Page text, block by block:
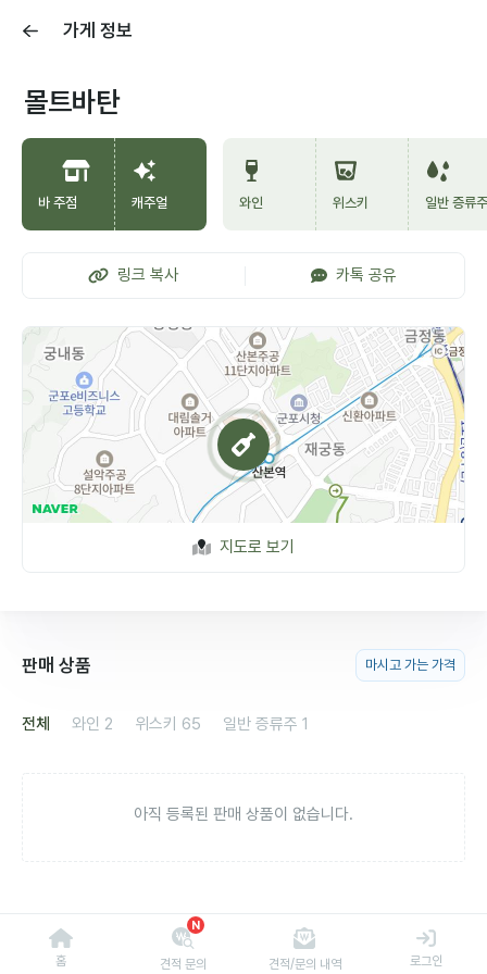
가게 정보
몰트바탄
바 주점 캐주얼 와인 위스키 일반 증류주
링크 복사 카톡 공유
지도로 보기
판매 상품 마시고 가는 가격
전체 와인 2 위스키 65 일반 증류주 1
아직 등록된 판매 상품이 없습니다.
홈
N
견적 문의 견적/문의 내역 로그인